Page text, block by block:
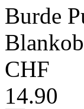
Burde
CHF
14.90